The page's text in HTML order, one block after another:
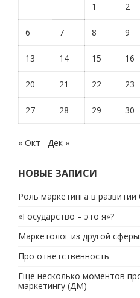
1 2
6 7 8 9
13 14 15 16
20 21 22 23
27 28 29 30
« Окт Дек »
НОВЫЕ ЗАПИСИ
Роль маркетинга в развитии
«Государство – это я»?
Маркетолог из другой
Про ответственность
Еще несколько моментов
маркетингу (ДМ)